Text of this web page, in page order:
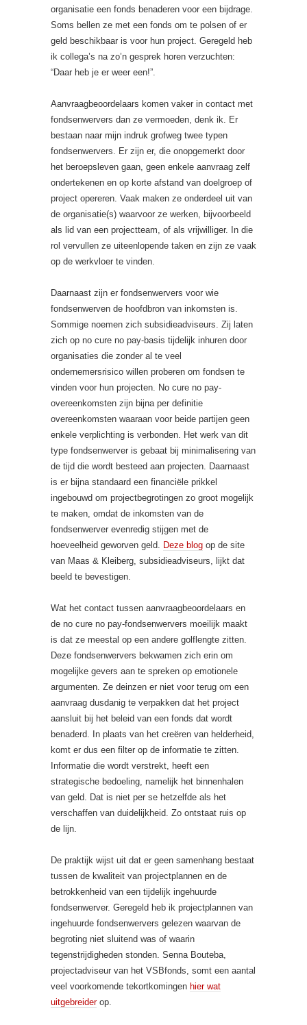
organisatie een fonds benaderen voor een bijdrage.
Soms bellen ze met een fonds om te polsen of er
geld beschikbaar is voor hun project. Geregeld heb
ik collega’s na zo’n gesprek horen verzuchten:
“Daar heb je er weer een!”.
Aanvraagbeoordelaars komen vaker in contact met
fondsenwervers dan ze vermoeden, denk ik. Er
bestaan naar mijn indruk grofweg twee typen
fondsenwervers. Er zijn er, die onopgemerkt door
het beroepsleven gaan, geen enkele aanvraag zelf
ondertekenen en op korte afstand van doelgroep of
project opereren. Vaak maken ze onderdeel uit van
de organisatie(s) waarvoor ze werken, bijvoorbeeld
als lid van een projectteam, of als vrijwilliger. In die
rol vervullen ze uiteenlopende taken en zijn ze vaak
op de werkvloer te vinden.
Daarnaast zijn er fondsenwervers voor wie
fondsenwerven de hoofdbron van inkomsten is.
Sommige noemen zich subsidieadviseurs. Zij laten
zich op no cure no pay-basis tijdelijk inhuren door
organisaties die zonder al te veel
ondernemersrisico willen proberen om fondsen te
vinden voor hun projecten. No cure no pay-
overeenkomsten zijn bijna per definitie
overeenkomsten waaraan voor beide partijen geen
enkele verplichting is verbonden. Het werk van dit
type fondsenwerver is gebaat bij minimalisering van
de tijd die wordt besteed aan projecten. Daarnaast
is er bijna standaard een financiële prikkel
ingebouwd om projectbegrotingen zo groot mogelijk
te maken, omdat de inkomsten van de
fondsenwerver evenredig stijgen met de
hoeveelheid geworven geld. Deze blog op de site
van Maas & Kleiberg, subsidieadviseurs, lijkt dat
beeld te bevestigen.
Wat het contact tussen aanvraagbeoordelaars en
de no cure no pay-fondsenwervers moeilijk maakt
is dat ze meestal op een andere golflengte zitten.
Deze fondsenwervers bekwamen zich erin om
mogelijke gevers aan te spreken op emotionele
argumenten. Ze deinzen er niet voor terug om een
aanvraag dusdanig te verpakken dat het project
aansluit bij het beleid van een fonds dat wordt
benaderd. In plaats van het creëren van helderheid,
komt er dus een filter op de informatie te zitten.
Informatie die wordt verstrekt, heeft een
strategische bedoeling, namelijk het binnenhalen
van geld. Dat is niet per se hetzelfde als het
verschaffen van duidelijkheid. Zo ontstaat ruis op
de lijn.
De praktijk wijst uit dat er geen samenhang bestaat
tussen de kwaliteit van projectplannen en de
betrokkenheid van een tijdelijk ingehuurde
fondsenwerver. Geregeld heb ik projectplannen van
ingehuurde fondsenwervers gelezen waarvan de
begroting niet sluitend was of waarin
tegenstrijdigheden stonden. Senna Bouteba,
projectadviseur van het VSBfonds, somt een aantal
veel voorkomende tekortkomingen hier wat
uitgebreiderop.